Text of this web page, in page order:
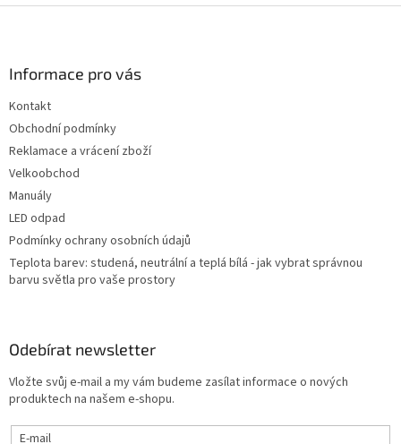
Informace pro vás
Kontakt
Obchodní podmínky
Reklamace a vrácení zboží
Velkoobchod
Manuály
LED odpad
Podmínky ochrany osobních údajů
Teplota barev: studená, neutrální a teplá bílá - jak vybrat správnou
barvu světla pro vaše prostory
Odebírat newsletter
Vložte svůj e-mail a my vám budeme zasílat informace o nových
produktech na našem e-shopu.
E-mail